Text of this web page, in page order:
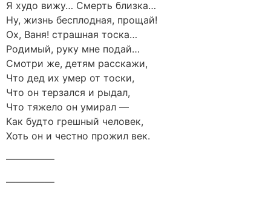
Я худо вижу… Смерть близка…
Ну, жизнь бесплодная, прощай!
Ох, Ваня! страшная тоска…
Родимый, руку мне подай…
Смотри же, детям расскажи,
Что дед их умер от тоски,
Что он терзался и рыдал,
Что тяжело он умирал —
Как будто грешный человек,
Хоть он и честно прожил век.
—————
—————